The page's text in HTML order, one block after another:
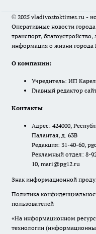
© 2025 vladivostoktimes.ru -
Оперативные новости
транспорт,
информация о жизни города
О компании:
Учредитель: ИП
Главный редактор
Контакты
Адрес: 424000,
Палантая, д. 63В
Редакция: 31-40-60,
Рекламный отдел: 8-
10, mari@pg12.ru
Знак информационной
Политика
пользователей
«На информационном
технологии